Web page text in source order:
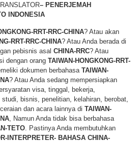
– PENERJEMAH
INDONESIA
RRT-RRC-CHINA? Atau akan
RRT-RRC-CHINA? Atau Anda berada di
pebisnis asal CHINA-RRC? Atau
dengan orang TAIWAN-HONGKONG-RRT-
dokumen berbahasa TAIWAN-
? Atau Anda sedang mempersiapkan
visa, tinggal, bekerja,
bisnis, penelitian, kelahiran, berobat,
dan acara lainnya di TAIWAN-
, Namun Anda tidak bisa berbahasa
TETO . Pastinya Anda membutuhkan
INTERPRETER- BAHASA CHINA-